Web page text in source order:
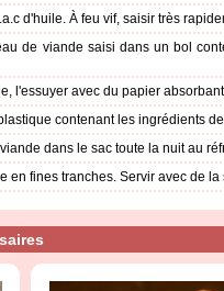
d'huile. À feu vif, saisir très
de viande saisi dans un bol
l'essuyer avec du papier absorbant.
contenant les ingrédients
dans le sac toute la nuit au
en fines tranches. Servir avec de